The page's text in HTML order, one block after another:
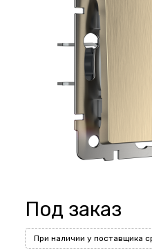
Под заказ
При наличии у поставщика